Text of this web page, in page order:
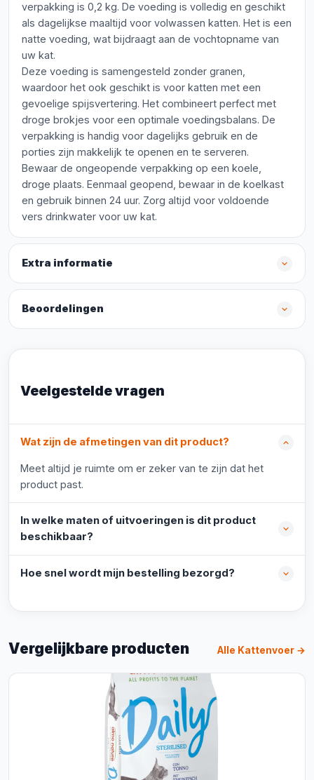
verpakking is 0,2 kg. De voeding is volledig en geschikt
als dagelijkse maaltijd voor volwassen katten. Het is een
natte voeding, wat bijdraagt aan de vochtopname van
uw kat.
Deze voeding is samengesteld zonder granen,
waardoor het ook geschikt is voor katten met een
gevoelige spijsvertering. Het combineert perfect met
droge brokjes voor een optimale voedingsbalans. De
verpakking is handig voor dagelijks gebruik en de
porties zijn makkelijk te openen en te serveren.
Bewaar de ongeopende verpakking op een koele,
droge plaats. Eenmaal geopend, bewaar in de koelkast
en gebruik binnen 24 uur. Zorg altijd voor voldoende
vers drinkwater voor uw kat.
Extra informatie
Beoordelingen
Veelgestelde vragen
Wat zijn de afmetingen van dit product?
Meet altijd je ruimte om er zeker van te zijn dat het
product past.
In welke maten of uitvoeringen is dit product
beschikbaar?
Hoe snel wordt mijn bestelling bezorgd?
Vergelijkbare producten Alle Kattenvoer →